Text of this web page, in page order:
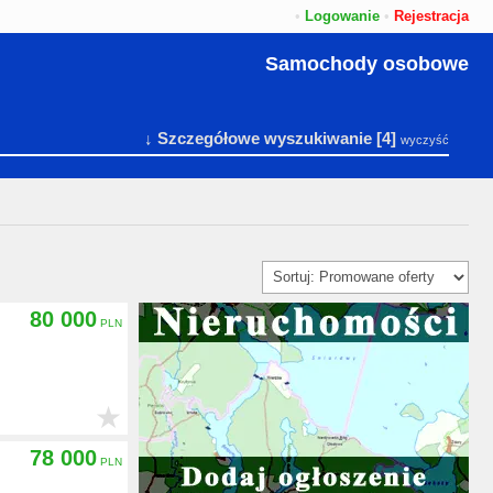
• Logowanie • Rejestracja
Samochody osobowe
↓ Szczegółowe wyszukiwanie[4] wyczyść
80 000
★
78 000